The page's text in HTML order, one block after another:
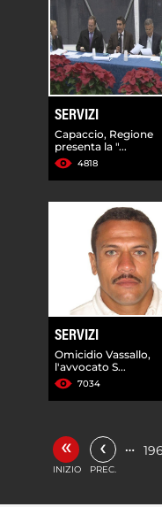
SERVIZI
Capaccio, Regione
presenta la "...
4818
SERVIZI
Omicidio Vassallo,
l'avvocato S...
7034
«
INIZIO
‹
PREC.
…